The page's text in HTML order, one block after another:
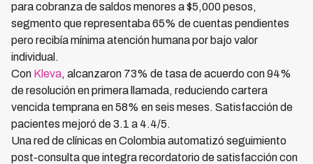
para cobranza de saldos menores a $5,000 pesos,
segmento que representaba 65% de cuentas pendientes
pero recibía mínima atención humana por bajo valor
individual.
Con Kleva, alcanzaron 73% de tasa de acuerdo con 94%
de resolución en primera llamada, reduciendo cartera
vencida temprana en 58% en seis meses. Satisfacción de
pacientes mejoró de 3.1 a 4.4/5.
Una red de clínicas en Colombia automatizó seguimiento
post-consulta que integra recordatorio de satisfacción con